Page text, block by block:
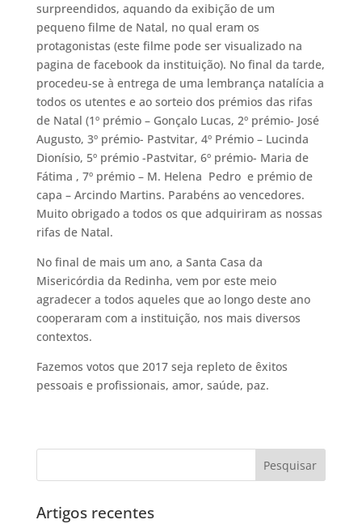
surpreendidos, aquando da exibição de um
pequeno filme de Natal, no qual eram os
protagonistas (este filme pode ser visualizado na
pagina de facebook da instituição). No final da tarde,
procedeu-se à entrega de uma lembrança natalícia a
todos os utentes e ao sorteio dos prémios das rifas
de Natal (1º prémio – Gonçalo Lucas, 2º prémio- José
Augusto, 3º prémio- Pastvitar, 4º Prémio – Lucinda
Dionísio, 5º prémio -Pastvitar, 6º prémio- Maria de
Fátima , 7º prémio – M. Helena Pedro e prémio de
capa – Arcindo Martins. Parabéns ao vencedores.
Muito obrigado a todos os que adquiriram as nossas
rifas de Natal.
No final de mais um ano, a Santa Casa da
Misericórdia da Redinha, vem por este meio
agradecer a todos aqueles que ao longo deste ano
cooperaram com a instituição, nos mais diversos
contextos.
Fazemos votos que 2017 seja repleto de êxitos
pessoais e profissionais, amor, saúde, paz.
Artigos recentes